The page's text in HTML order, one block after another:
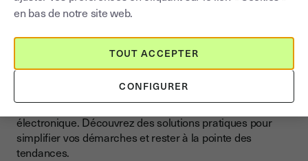
Boostez votre entreprise
avec la signature
électronique
Accélérez la croissance de votre entreprise avec nos
conseils, actualités et guides sur la signature
électronique. Découvrez des solutions pratiques pour
simplifier vos démarches et rester à la pointe des
tendances.
en bas de notre site web.
CONFIGURER
TOUT ACCEPTER